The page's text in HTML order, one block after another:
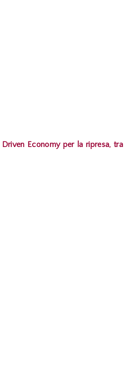
Economy per la ripresa, tra